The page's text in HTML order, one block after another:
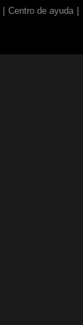
Centro de ayuda